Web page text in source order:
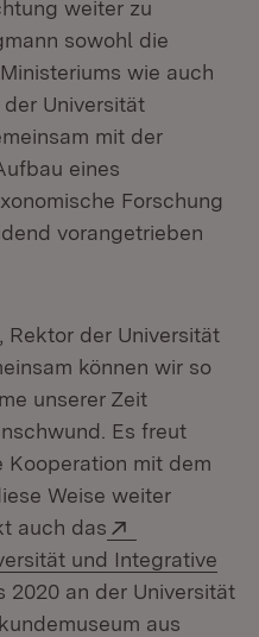
weiter zu
sowohl die
wie auch
Universität
mit der
eines
Forschung
vorangetrieben
Rektor der Universität
können wir so
unserer Zeit
Es freut
Kooperation mit dem
Weise weiter
auch das
und Integrative
in neuem Fenster)
2020 an der Universität
aus